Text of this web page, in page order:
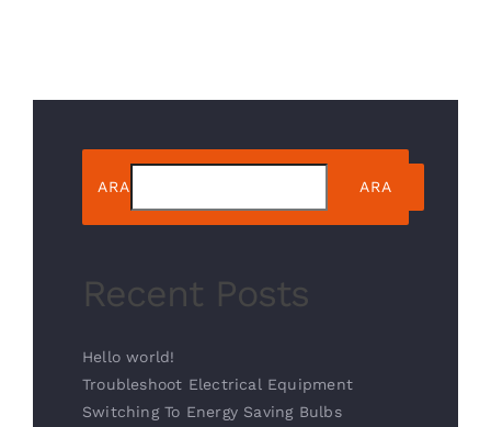
ARA ARA
Recent Posts
Hello world!
Troubleshoot Electrical Equipment
Switching To Energy Saving Bulbs